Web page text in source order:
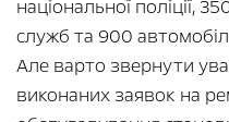
національної поліції,
служб та 900
Але варто звернути
виконаних заявок на